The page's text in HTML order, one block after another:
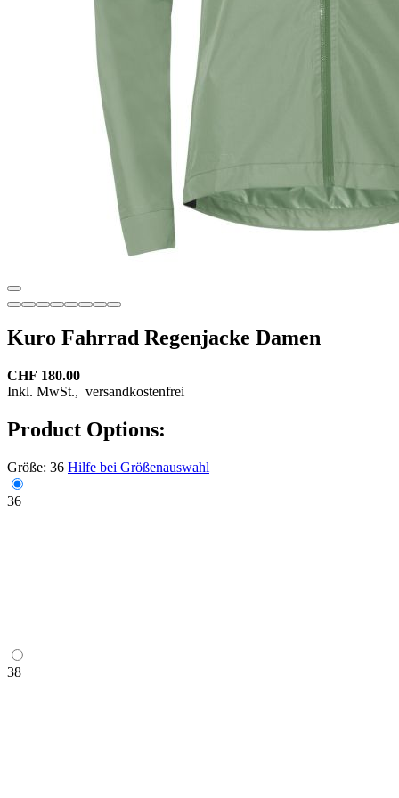
Kuro Fahrrad Regenjacke Damen
CHF 180.00
Inkl. MwSt., versandkostenfrei
Product Options:
Größe: 36 Hilfe bei Größenauswahl
36
38